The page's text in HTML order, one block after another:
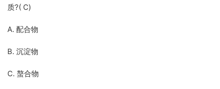
质?( C)
A. 配合物
B. 沉淀物
C. 螯合物